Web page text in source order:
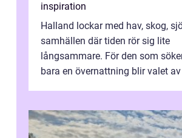
inspiration
Halland lockar med hav, skog,
samhällen där tiden rör sig lite
långsammare. För den som
bara en övernattning blir valet